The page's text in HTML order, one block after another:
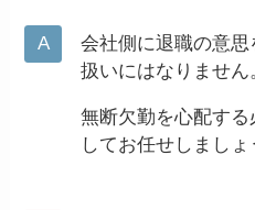
会社側に退職の意
扱いにはなりません
無断欠勤を心配す
してお任せしましょ